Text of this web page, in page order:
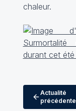
chaleur.
Actualité
précédente